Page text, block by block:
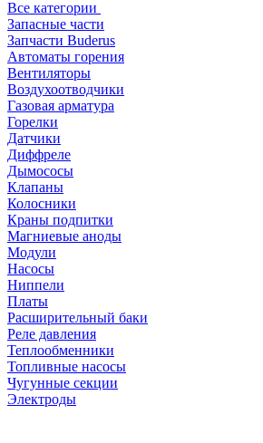
Все категории
Запасные части
Запчасти Buderus
Автоматы горения
Вентиляторы
Воздухоотводчики
Газовая арматура
Горелки
Датчики
Диффреле
Дымососы
Клапаны
Колосники
Краны подпитки
Магниевые аноды
Модули
Насосы
Ниппели
Платы
Расширительный баки
Реле давления
Теплообменники
Топливные насосы
Чугунные секции
Электроды